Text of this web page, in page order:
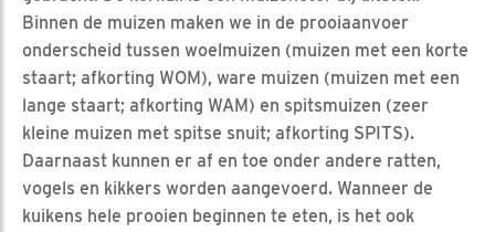
Binnen de muizen maken we in de prooiaanvoer
onderscheid tussen woelmuizen (muizen met een korte
staart; afkorting WOM), ware muizen (muizen met een
lange staart; afkorting WAM) en spitsmuizen (zeer
kleine muizen met spitse snuit; afkorting SPITS).
Daarnaast kunnen er af en toe onder andere ratten,
vogels en kikkers worden aangevoerd. Wanneer de
kuikens hele prooien beginnen te eten, is het ook